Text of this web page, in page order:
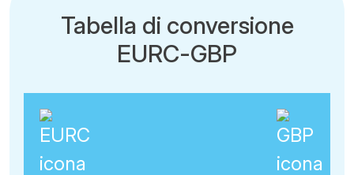
Tabella di conversione
EURC-GBP